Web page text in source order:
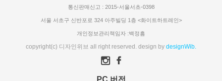
통신판매신고 : 2015-서울서초-0398
서울 서초구 신반포로 324 아주빌딩 1층 <화이트하트레인>
개인정보관리책임자 :백정흠
copyright(c) 디자인위브 all right reserved. design by designWib.